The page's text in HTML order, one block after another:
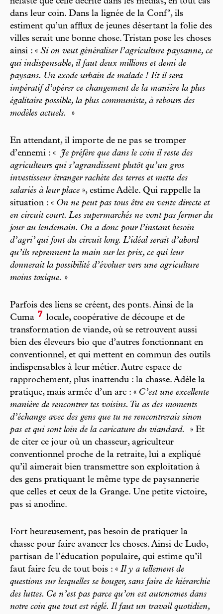
dans leur coin. Dans la lignée de la Conf’, ils
estiment qu’un afflux de jeunes désertant la folie des
villes serait une bonne chose. Tristan pose les choses
ainsi : « Si on veut généraliser l’agriculture paysanne, ce
qui indispensable, il faut deux millions et demi de
paysans. Un exode urbain de malade ! Et il sera
impératif d’opérer ce changement de la manière la plus
égalitaire possible, la plus communiste, à rebours des
modèles actuels.
»
En attendant, il importe de ne pas se tromper
d’ennemi : «
Je préfère que dans le coin il reste des
agriculteurs qui s’agrandissent plutôt qu’un gros
investisseur étranger rachète des terres et mette des
salariés à leur place », estime Adèle. Qui rappelle la
situation : « On ne peut pas tous être en vente directe et
en circuit court. Les supermarchés ne vont pas fermer du
jour au lendemain. On a donc pour l’instant besoin
d’agri’ qui font du circuit long. L’idéal serait d’abord
qu’ils reprennent la main sur les prix, ce qui leur
donnerait la possibilité d’évoluer vers une agriculture
moins toxique. »
Parfois des liens se créent, des ponts. Ainsi de la
Cuma 7 locale, coopérative de découpe et de
transformation de viande, où se retrouvent aussi
bien des éleveurs bio que d’autres fonctionnant en
conventionnel, et qui mettent en commun des outils
indispensables à leur métier. Autre espace de
rapprochement, plus inattendu : la chasse. Adèle la
pratique, mais armée d’un arc : « C’est une excellente
manière de rencontrer tes voisins. Tu as des moments
d’échange avec des gens que tu ne rencontrerais sinon
pas et qui sont loin de la caricature du viandard.
» Et
de citer ce jour où un chasseur, agriculteur
conventionnel proche de la retraite, lui a expliqué
qu’il aimerait bien transmettre son exploitation à
des gens pratiquant le même type de paysannerie
que celles et ceux de la Grange. Une petite victoire,
pas si anodine.
Fort heureusement, pas besoin de pratiquer la
chasse pour faire avancer les choses. Ainsi de Ludo,
partisan de l’éducation populaire, qui estime qu’il
faut faire feu de tout bois : « Il y a tellement de
questions sur lesquelles se bouger, sans faire de hiérarchie
des luttes. Ce n’est pas parce qu’on est autonomes dans
notre coin que tout est réglé. Il faut un travail quotidien,